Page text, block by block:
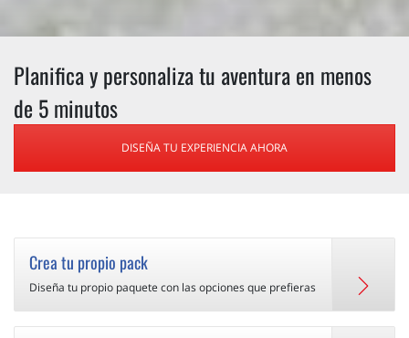
Planifica y personaliza tu aventura en menos
de 5 minutos
DISEÑA TU EXPERIENCIA AHORA
Crea tu propio pack
Diseña tu propio paquete con las opciones que prefieras